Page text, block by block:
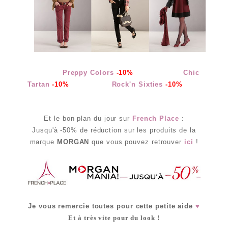
Preppy Colors -10%
Chic
Tartan -10% Rock'n Sixties -10%
Et le bon plan du jour sur French Place :
Jusqu'à -50% de réduction sur les produits de la
marque MORGAN que vous pouvez retrouver ici !
Je vous remercie toutes pour cette petite aide ♥
Et à très vite pour du look !